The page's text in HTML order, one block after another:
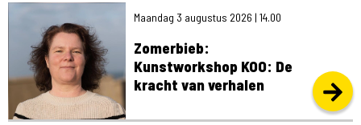
Maandag 3 augustus 2026 | 14.00
Zomerbieb:
Kunstworkshop KOO: De
kracht van verhalen